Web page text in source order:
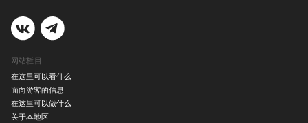
网站栏目
在这里可以看什么
面向游客的信息
在这里可以做什么
关于本地区